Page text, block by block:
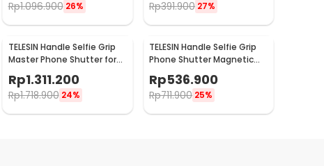
Rp1.096.900 26% Rp391.900 27%
TELESIN Handle Selfie Grip
Master Phone Shutter for
Samsung S26 Ultra - P5-
MCS-15-TSX
Rp1.311.200
Rp1.718.900 24%
TELESIN Handle Selfie Grip
Phone Shutter Magnetic
Mount 3200mAh - P5-MP-
010
Rp536.900
Rp711.900 25%